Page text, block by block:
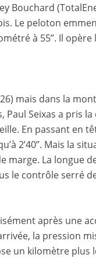
Bouchard
Le peloton
à 55’’. Il
26) mais dans la
Seixas a pris
En passant en
2’40’’. Mais la
marge. La
le contrôle serré
après une
la pression
un kilomètre